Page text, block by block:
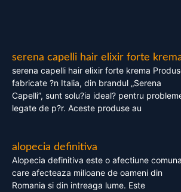
serena capelli hair elixir forte
serena capelli hair elixir forte krema
fabricate ?n Italia, din brandul „Serena
Capelli”, sunt solu?ia ideal? pentru
legate de p?r. Aceste produse au
alopecia definitiva
Alopecia definitiva este o afectiune comuna
care afecteaza milioane de oameni din
Romania si din intreaga lume. Este